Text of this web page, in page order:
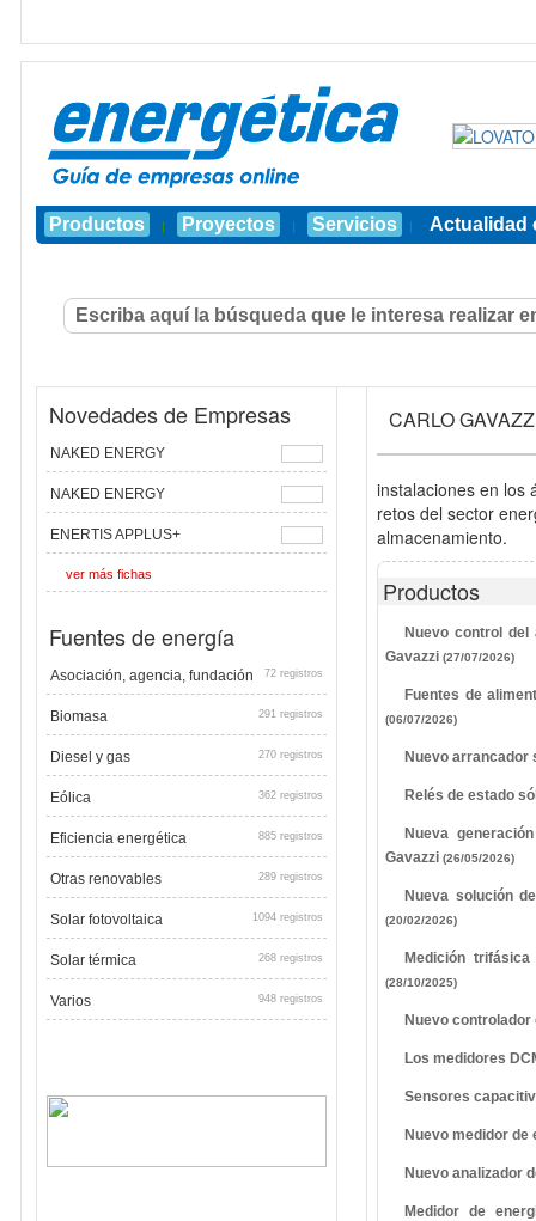
Productos | Proyectos | Servicios | Actualidad
Novedades de Empresas
NAKED ENERGY
NAKED ENERGY
ENERTIS APPLUS+
ver más fichas
Fuentes de energía
Asociación, agencia, fundación 72 registros
Biomasa 291 registros
Diesel y gas 270 registros
Eólica 362 registros
Eficiencia energética 885 registros
Otras renovables 289 registros
Solar fotovoltaica 1094 registros
Solar térmica 268 registros
Varios 948 registros
CARLO
instalaciones en los
retos del sector
almacenamiento.
Productos
Nuevo control
Gavazzi (27/07/2026)
Fuentes de
(06/07/2026)
Nuevo arrancador
Relés de estado
Nueva
Gavazzi (26/05/2026)
Nueva solución
(20/02/2026)
Medición
(28/10/2025)
Nuevo
Los medidores
Sensores
Nuevo medidor
Nuevo analizador
Medidor de